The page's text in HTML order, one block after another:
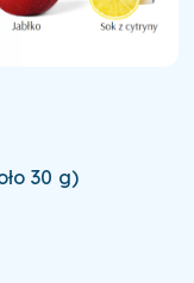
30 g)